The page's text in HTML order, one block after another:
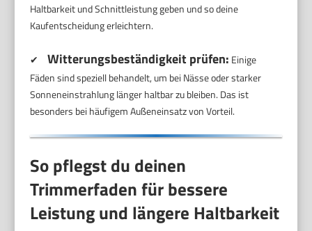
Haltbarkeit und Schnittleistung geben und so deine
Kaufentscheidung erleichtern.
✔ Witterungsbeständigkeit prüfen: Einige
Fäden sind speziell behandelt, um bei Nässe oder starker
Sonneneinstrahlung länger haltbar zu bleiben. Das ist
besonders bei häufigem Außeneinsatz von Vorteil.
So pflegst du deinen
Trimmerfaden für bessere
Leistung und längere Haltbarkeit